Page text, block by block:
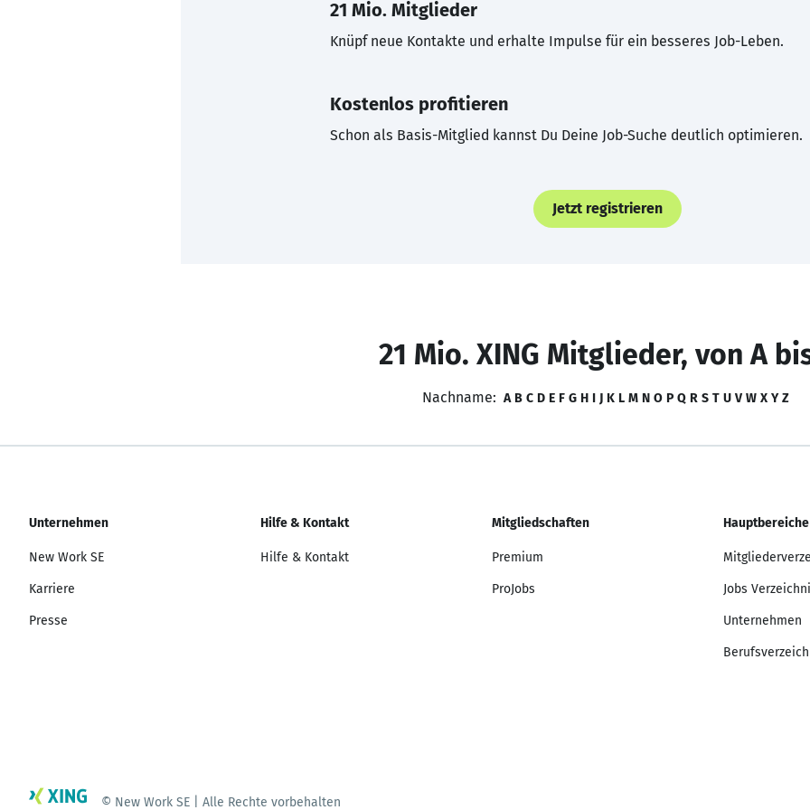
21 Mio. Mitglieder
Knüpf neue Kontakte und erhalte Impulse für ein besseres Job-Leben.
Kostenlos profitieren
Schon als Basis-Mitglied kannst Du Deine Job-Suche deutlich optimieren.
Jetzt registrieren
21 Mio. XING Mitglieder, von A
Nachname: A B C D E F G H I J K L M N O P Q R S T U V W X Y Z
Unternehmen
New Work SE
Karriere
Presse
Hilfe & Kontakt
Hilfe & Kontakt
Mitgliedschaften
Premium
ProJobs
Hauptbereiche
Jobs
Unternehmen
© New Work SE | Alle Rechte vorbehalten